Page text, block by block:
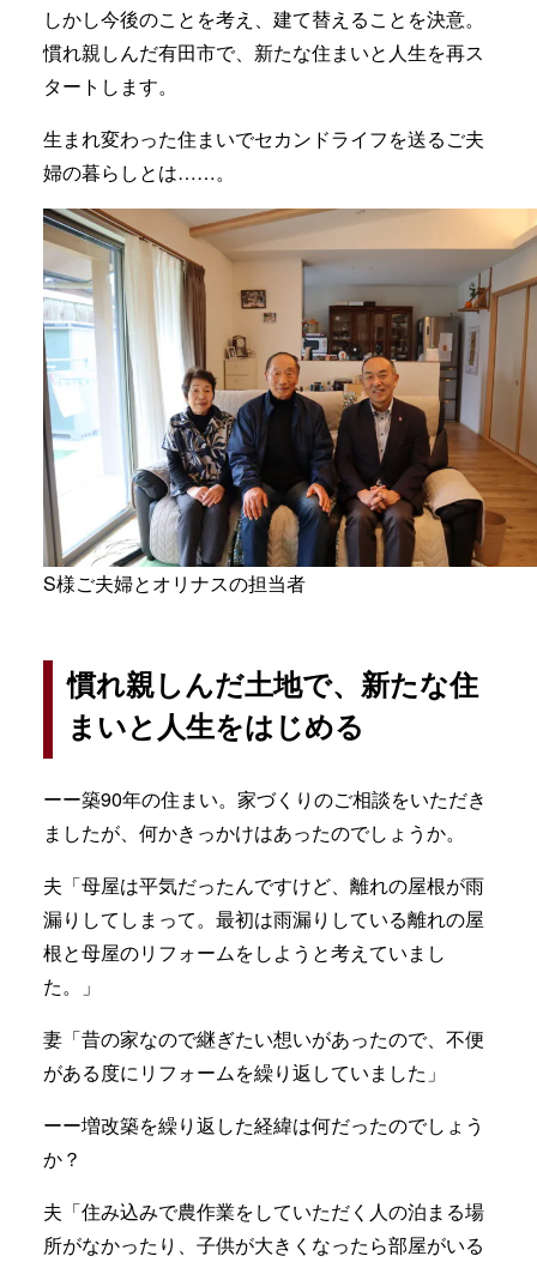
しかし今後のことを考え、建て替えることを決意。
慣れ親しんだ有田市で、新たな住まいと人生を再ス
タートします。
生まれ変わった住まいでセカンドライフを送るご夫
婦の暮らしとは……。
S様ご夫婦とオリナスの担当者
慣れ親しんだ土地で、新たな住
まいと人生をはじめる
ーー築90年の住まい。家づくりのご相談をいただき
ましたが、何かきっかけはあったのでしょうか。
夫「母屋は平気だったんですけど、離れの屋根が雨
漏りしてしまって。最初は雨漏りしている離れの屋
根と母屋のリフォームをしようと考えていまし
た。」
妻「昔の家なので継ぎたい想いがあったので、不便
がある度にリフォームを繰り返していました」
ーー増改築を繰り返した経緯は何だったのでしょう
か？
夫「住み込みで農作業をしていただく人の泊まる場
所がなかったり、子供が大きくなったら部屋がいる